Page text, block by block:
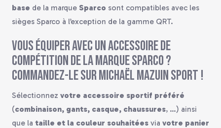
base de la marque Sparco sont compatibles avec les
sièges Sparco à l’exception de la gamme QRT.
Vous équiper avec un accessoire de
compétition de la marque Sparco ?
Commandez-le sur Michaël Mazuin Sport !
Sélectionnez votre accessoire sportif préféré
(combinaison, gants, casque, chaussures, …) ainsi
que la taille et la couleur souhaitées via votre panier